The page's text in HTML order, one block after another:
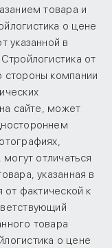
товара и
о цене
указанной в
от
стороны компании
сайте, может
отличаться
указанная в
от фактической к
товара
о цене